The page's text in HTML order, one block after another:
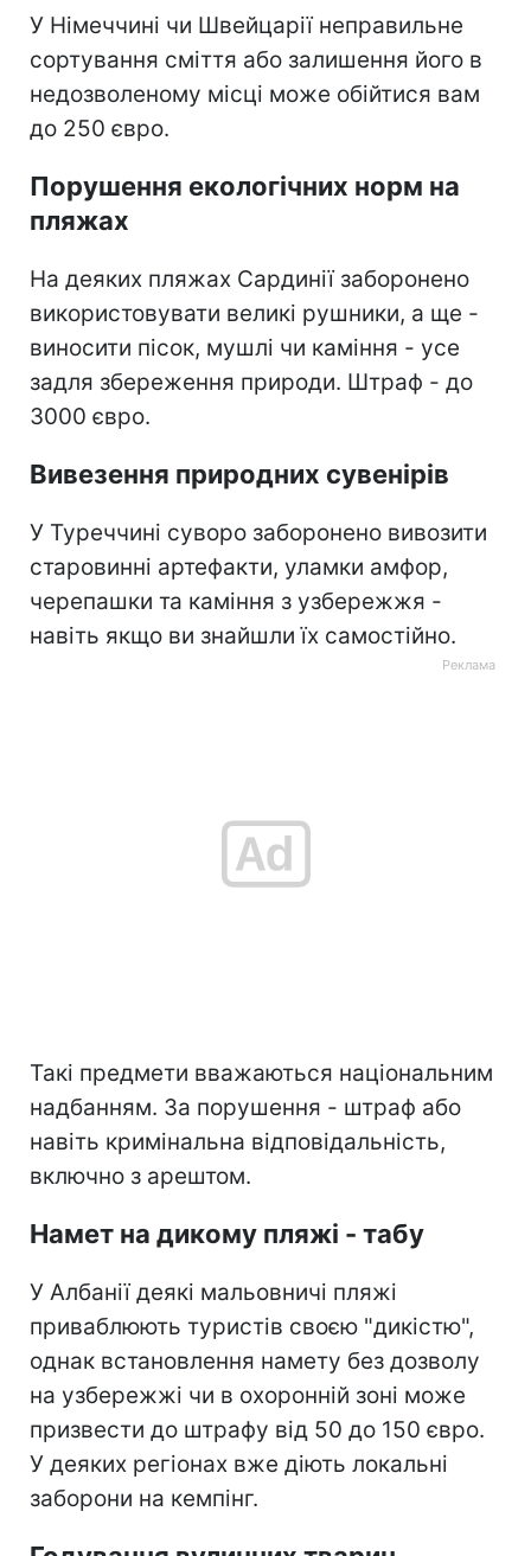
У Німеччині чи Швейцарії неправильне
сортування сміття або залишення його в
недозволеному місці може обійтися вам
до 250 євро.
Порушення екологічних норм на
пляжах
На деяких пляжах Сардинії заборонено
використовувати великі рушники, а ще -
виносити пісок, мушлі чи каміння - усе
задля збереження природи. Штраф - до
3000 євро.
Вивезення природних сувенірів
У Туреччині суворо заборонено вивозити
старовинні артефакти, уламки амфор,
черепашки та каміння з узбережжя -
навіть якщо ви знайшли їх самостійно.
Такі предмети вважаються національним
надбанням. За порушення - штраф або
навіть кримінальна відповідальність,
включно з арештом.
Намет на дикому пляжі - табу
У Албанії деякі мальовничі пляжі
приваблюють туристів своєю "дикістю",
однак встановлення намету без дозволу
на узбережжі чи в охоронній зоні може
призвести до штрафу від 50 до 150 євро.
У деяких регіонах вже діють локальні
заборони на кемпінг.